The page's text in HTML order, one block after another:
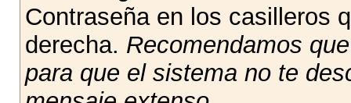
Contraseña en los casilleros
derecha. Recomendamos
para que el sistema no te